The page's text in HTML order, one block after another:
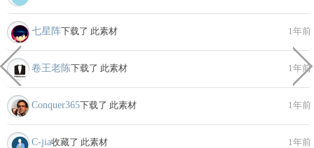
七星阵下载了 此素材 1年前
卷王老陈下载了 此素材 1年前
Conquer365下载了 此素材 1年前
C-jia收藏了 此素材 1年前